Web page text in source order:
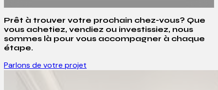
Prêt à trouver votre prochain chez-vous? Que
vous achetiez, vendiez ou investissiez, nous
sommes là pour vous accompagner à chaque
étape.
Parlons de votre projet